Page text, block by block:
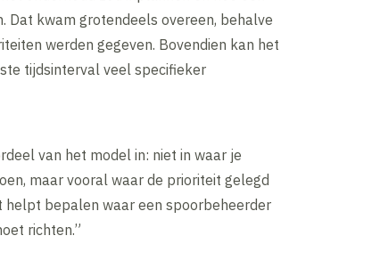
Dat kwam grotendeels overeen, behalve
werden gegeven. Bovendien kan het
tijdsinterval veel specifieker
van het model in: niet in waar je
maar vooral waar de prioriteit gelegd
helpt bepalen waar een spoorbeheerder
richten.”